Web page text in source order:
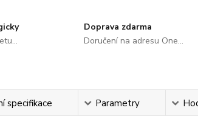
Doprava zdarma
Doručení na adresu One...
specifikace Parametry